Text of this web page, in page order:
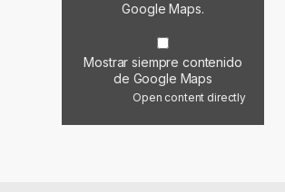
Google Maps.
Mostrar siempre contenido
de Google Maps
Open content directly